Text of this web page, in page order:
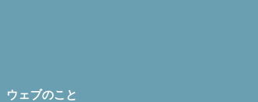
ウェブのこと